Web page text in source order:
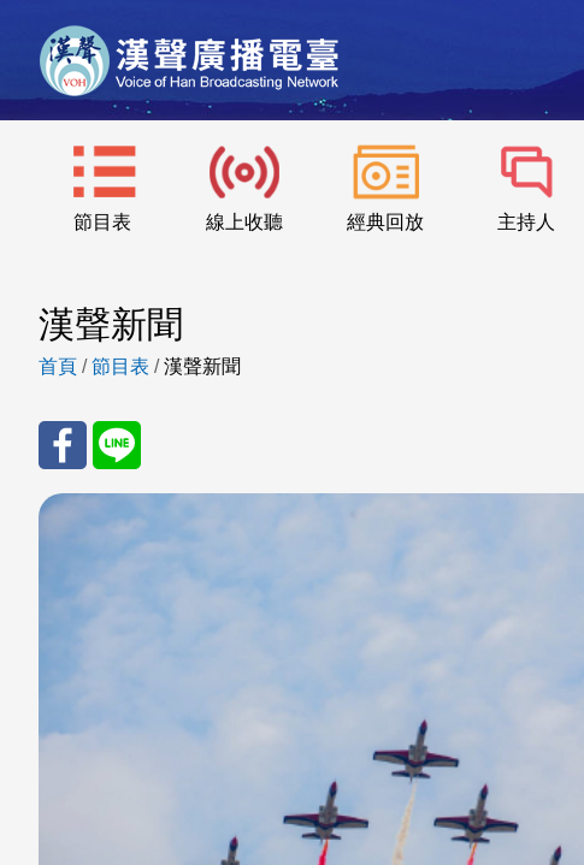
節目表 線上收聽 經典回放 主持人
漢聲新聞
首頁 /節目表 /漢聲新聞
分享
Fac
至